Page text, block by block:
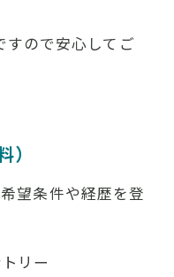
すので安心してご
望条件や経歴を登
リー